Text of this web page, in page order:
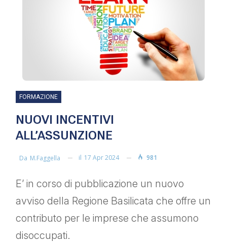
FORMAZIONE
NUOVI INCENTIVI
ALL’ASSUNZIONE
Da M.faggella il 17 Apr 2024 981
E’ in corso di pubblicazione un nuovo
avviso della Regione Basilicata che offre un
contributo per le imprese che assumono
disoccupati.